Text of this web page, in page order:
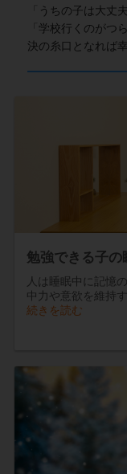
「うちの子は大丈
「学校行くのがつ
決の糸口となれば
勉強できる子
人は睡眠中に記憶
中力や意欲を維持
続きを読む